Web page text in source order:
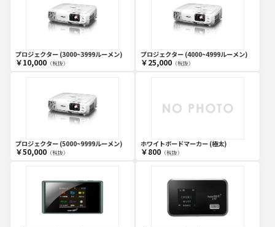
プロジェクター (3000~3999ルーメン)
￥10,000（税抜）
プロジェクター (4000~4999ルーメン)
￥25,000（税抜）
プロジェクター (5000~9999ルーメン)
￥50,000（税抜）
ホワイトボードマーカー (極太)
￥800（税抜）